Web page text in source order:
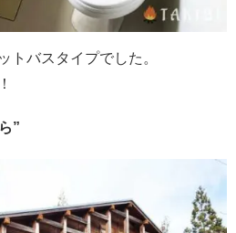
トバスタイプでした。
”